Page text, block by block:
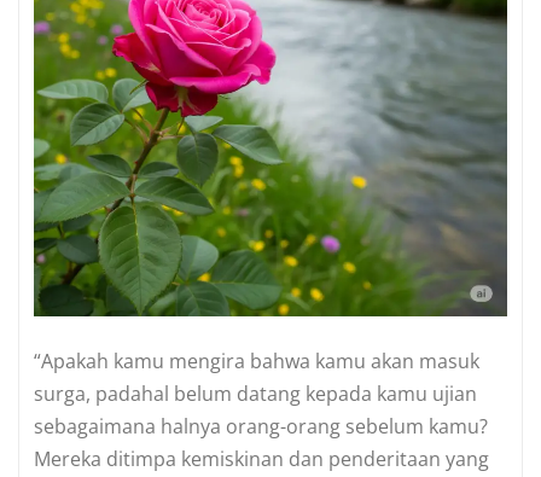
“Apakah kamu mengira bahwa kamu akan masuk
surga, padahal belum datang kepada kamu ujian
sebagaimana halnya orang-orang sebelum kamu?
Mereka ditimpa kemiskinan dan penderitaan yang